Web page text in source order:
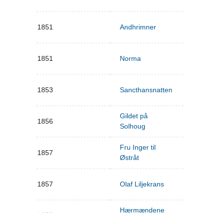
1851 Andhrimner
1851 Norma
1853 Sancthansnatten
1856
Gildet på
Solhoug
1857
Fru Inger til
Østråt
1857 Olaf Liljekrans
Hærmændene